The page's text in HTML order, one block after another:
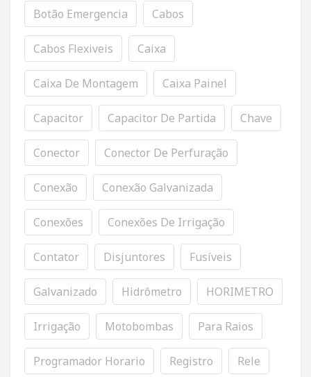
Botão Emergencia Cabos
Cabos Flexiveis Caixa
Caixa De Montagem Caixa Painel
Capacitor Capacitor De Partida Chave
Conector Conector De Perfuração
Conexão Conexão Galvanizada
Conexões Conexões De Irrigação
Contator Disjuntores Fusíveis
Galvanizado Hidrômetro HORIMETRO
Irrigação Motobombas Para Raios
Programador Horario Registro Rele